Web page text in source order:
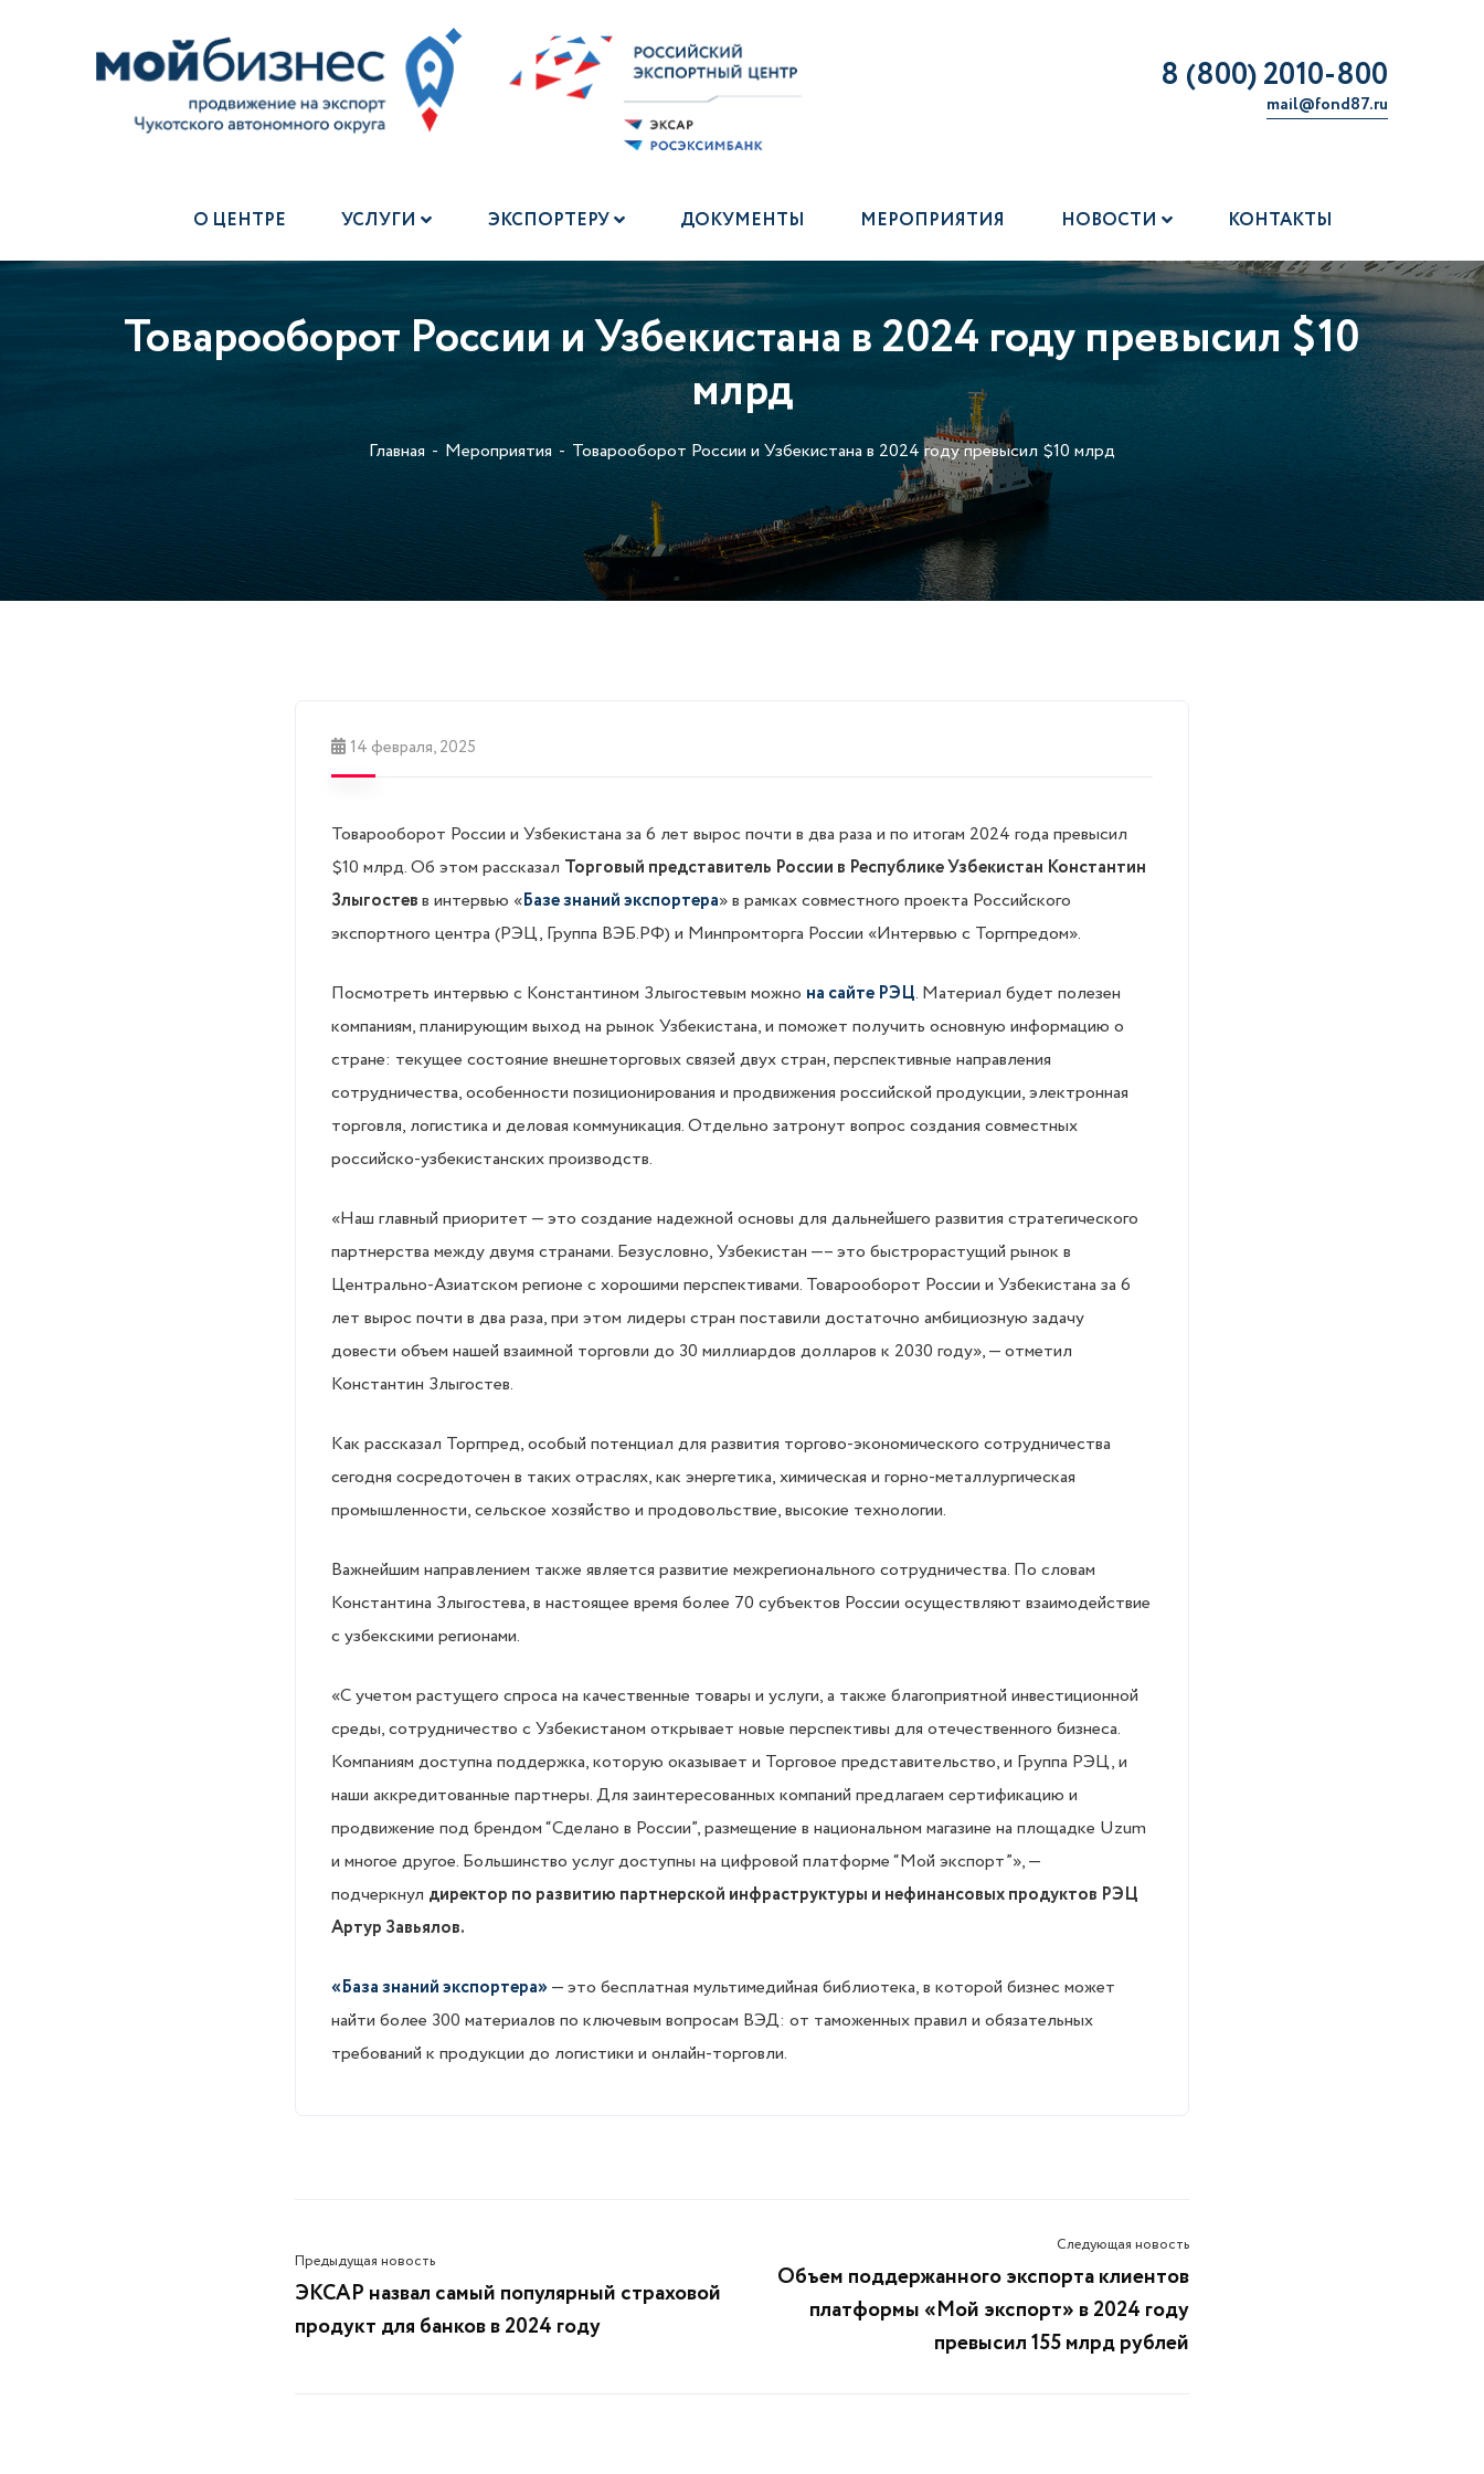
8 (800) 2010-800
mail@fond87.ru
О ЦЕНТРЕ УСЛУГИ ЭКСПОРТЕРУ ДОКУМЕНТЫ МЕРОПРИЯТИЯ НОВОСТИ КОНТАКТЫ
Товарооборот России и Узбекистана в 2024 году превысил $10
млрд
Главная Мероприятия Товарооборот России и Узбекистана в 2024 году превысил $10 млрд
14 февраля, 2025
Товарооборот России и Узбекистана за 6 лет вырос почти в два раза и по итогам 2024 года превысил
$10 млрд. Об этом рассказал Торговый представитель России в Республике Узбекистан Константин
Злыгостевв интервью «Базе знаний экспортера» в рамках совместного проекта Российского
экспортного центра (РЭЦ, Группа ВЭБ.РФ) и Минпромторга России «Интервью с Торгпредом».
Посмотреть интервью с Константином Злыгостевым можно на сайте РЭЦ. Материал будет полезен
компаниям, планирующим выход на рынок Узбекистана, и поможет получить основную информацию о
стране: текущее состояние внешнеторговых связей двух стран, перспективные направления
сотрудничества, особенности позиционирования и продвижения российской продукции, электронная
торговля, логистика и деловая коммуникация. Отдельно затронут вопрос создания совместных
российско-узбекистанских производств.
«Наш главный приоритет — это создание надежной основы для дальнейшего развития стратегического
партнерства между двумя странами. Безусловно, Узбекистан —– это быстрорастущий рынок в
Центрально-Азиатском регионе с хорошими перспективами. Товарооборот России и Узбекистана за 6
лет вырос почти в два раза, при этом лидеры стран поставили достаточно амбициозную задачу
довести объем нашей взаимной торговли до 30 миллиардов долларов к 2030 году», — отметил
Константин Злыгостев.
Как рассказал Торгпред, особый потенциал для развития торгово-экономического сотрудничества
сегодня сосредоточен в таких отраслях, как энергетика, химическая и горно-металлургическая
промышленности, сельское хозяйство и продовольствие, высокие технологии.
Важнейшим направлением также является развитие межрегионального сотрудничества. По словам
Константина Злыгостева, в настоящее время более 70 субъектов России осуществляют взаимодействие
с узбекскими регионами.
«С учетом растущего спроса на качественные товары и услуги, а также благоприятной инвестиционной
среды, сотрудничество с Узбекистаном открывает новые перспективы для отечественного бизнеса.
Компаниям доступна поддержка, которую оказывает и Торговое представительство, и Группа РЭЦ, и
наши аккредитованные партнеры. Для заинтересованных компаний предлагаем сертификацию и
продвижение под брендом “Сделано в России”, размещение в национальном магазине на площадке Uzum
и многое другое. Большинство услуг доступны на цифровой платформе “Мой экспорт”», —
подчеркнул директор по развитию партнерской инфраструктуры и нефинансовых продуктов РЭЦ
Артур Завьялов.
«База знаний экспортера»— это бесплатная мультимедийная библиотека, в которой бизнес может
найти более 300 материалов по ключевым вопросам ВЭД: от таможенных правил и обязательных
требований к продукции до логистики и онлайн-торговли.
Предыдущая новость
ЭКСАР назвал самый популярный страховой
продукт для банков в 2024 году
Следующая новость
Объем поддержанного экспорта клиентов
платформы «Мой экспорт» в 2024 году
превысил 155 млрд рублей